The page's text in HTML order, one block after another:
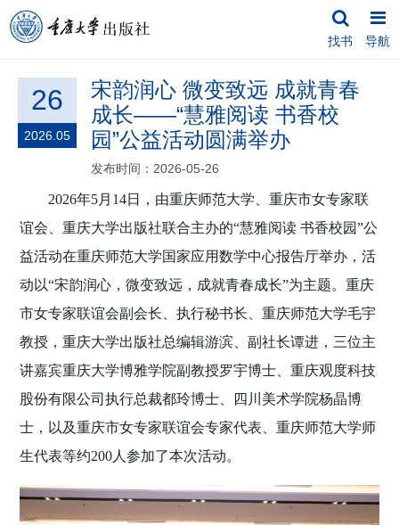
找书 导航
26
2026.05
宋韵润心 微变致远 成就青春
成长——“慧雅阅读 书香校
园”公益活动圆满举办
发布时间：2026-05-26
2026年5月 14日，由重庆师范大学、重庆市女专家联
谊会、重庆大学出版社联合主办的“慧雅阅读 书香校园”公
益活动在重庆师范大学国家应用数学中心报告厅举办，活
动以“宋韵润心，微变致远，成就青春成长”为主题。重庆
市女专家联谊会副会长、执行秘书长、重庆师范大学毛宇
教授，重庆大学出版社总编辑游滨、副社长谭进，三位主
讲嘉宾重庆大学博雅学院副教授罗宇博士、重庆观度科技
股份有限公司执行总裁都玲博士、四川美术学院杨晶博
士，以及重庆市女专家联谊会专家代表、重庆师范大学师
生代表等约200人参加了本次活动。